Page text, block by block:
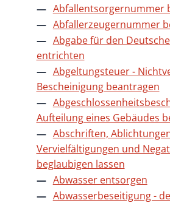
Abfallentsorgernummer
Abfallerzeugernummer
Abgabe für den
entrichten
Abgeltungsteuer -
Bescheinigung beantragen
Aufteilung eines Gebäudes
Abschriften,
Vervielfältigungen und
beglaubigen lassen
Abwasser entsorgen
Abwasserbeseitigung -